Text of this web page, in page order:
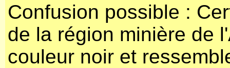
Confusion possible :
de la région minière de
couleur noir et